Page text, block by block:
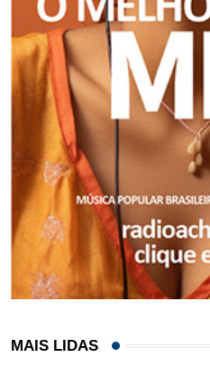
MAIS LIDAS